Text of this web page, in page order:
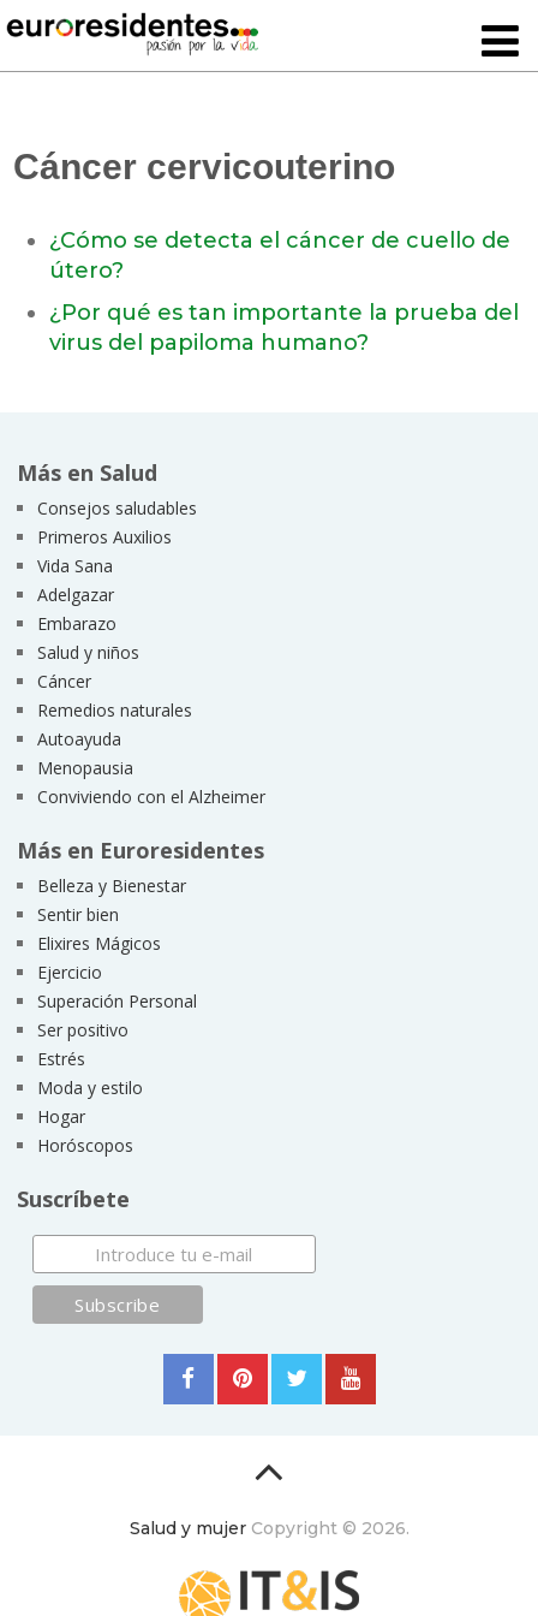
Cáncer cervicouterino
¿Cómo se detecta el cáncer de cuello de
útero?
¿Por qué es tan importante la prueba del
virus del papiloma humano?
Más en Salud
Consejos saludables
Primeros Auxilios
Vida Sana
Adelgazar
Embarazo
Salud y niños
Cáncer
Remedios naturales
Autoayuda
Menopausia
Conviviendo con el Alzheimer
Más en Euroresidentes
Belleza y Bienestar
Sentir bien
Elixires Mágicos
Ejercicio
Superación Personal
Ser positivo
Estrés
Moda y estilo
Hogar
Horóscopos
Suscríbete
Salud y mujerCopyright © 2026.